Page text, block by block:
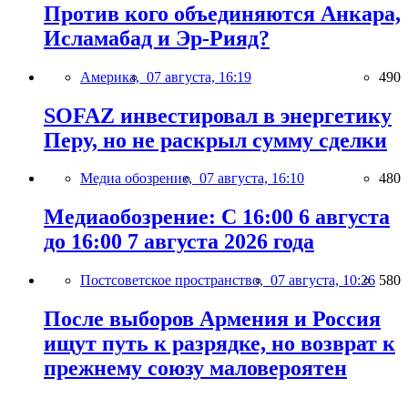
Против кого объединяются Анкара,
Исламабад и Эр-Рияд?
Америка, 07 августа, 16:19 490
SOFAZ инвестировал в энергетику
Перу, но не раскрыл сумму сделки
Медиа обозрение, 07 августа, 16:10 480
Медиаобозрение: С 16:00 6 августа
до 16:00 7 августа 2026 года
Постсоветское пространство, 07 августа, 10:26 580
После выборов Армения и Россия
ищут путь к разрядке, но возврат к
прежнему союзу маловероятен